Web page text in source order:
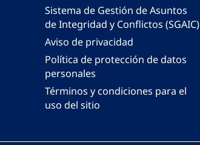
Sistema de Gestión de Asuntos
de Integridad y Conflictos (SGAIC)
Aviso de privacidad
Política de protección de datos
personales
Términos y condiciones para el
uso del sitio